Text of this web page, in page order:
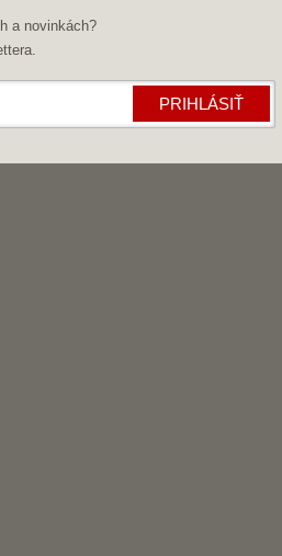
a novinkách?
PRIHLÁSIŤ